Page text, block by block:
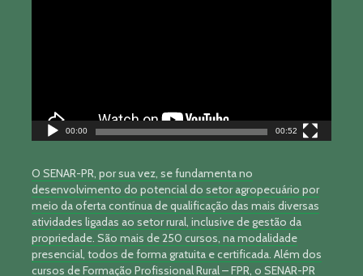
00:00 00:52
O SENAR-PR, por sua vez, se fundamenta no
desenvolvimento do potencial do setor agropecuário por
meio da oferta contínua de qualificação das mais diversas
atividades ligadas ao setor rural, inclusive de gestão da
propriedade. São mais de 250 cursos, na modalidade
presencial, todos de forma gratuita e certificada. Além dos
cursos de Formação Profissional Rural – FPR, o SENAR-PR